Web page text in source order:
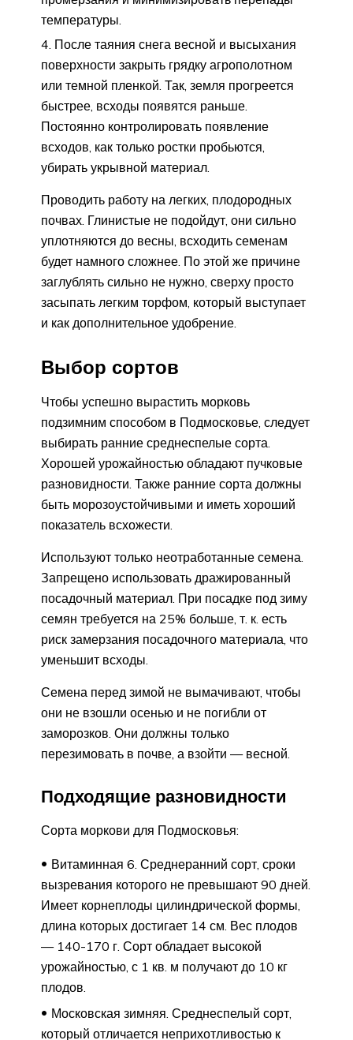
температуры.
После таяния снега весной и высыхания
поверхности закрыть грядку агрополотном
или темной пленкой. Так, земля прогреется
быстрее, всходы появятся раньше.
Постоянно контролировать появление
всходов, как только ростки пробьются,
убирать укрывной материал.
Проводить работу на легких, плодородных
почвах. Глинистые не подойдут, они сильно
уплотняются до весны, всходить семенам
будет намного сложнее. По этой же причине
заглублять сильно не нужно, сверху просто
засыпать легким торфом, который выступает
и как дополнительное удобрение.
Выбор сортов
Чтобы успешно вырастить морковь
подзимним способом в Подмосковье, следует
выбирать ранние среднеспелые сорта.
Хорошей урожайностью обладают пучковые
разновидности. Также ранние сорта должны
быть морозоустойчивыми и иметь хороший
показатель всхожести.
Используют только неотработанные семена.
Запрещено использовать дражированный
посадочный материал. При посадке под зиму
семян требуется на 25% больше, т. к. есть
риск замерзания посадочного материала, что
уменьшит всходы.
Семена перед зимой не вымачивают, чтобы
они не взошли осенью и не погибли от
заморозков. Они должны только
перезимовать в почве, а взойти — весной.
Подходящие разновидности
Сорта моркови для Подмосковья:
Витаминная 6. Среднеранний сорт, сроки
вызревания которого не превышают 90 дней.
Имеет корнеплоды цилиндрической формы,
длина которых достигает 14 см. Вес плодов
— 140-170 г. Сорт обладает высокой
урожайностью, с 1 кв. м получают до 10 кг
плодов.
Московская зимняя. Среднеспелый сорт,
который отличается неприхотливостью к